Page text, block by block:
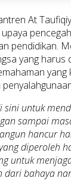
At
pendidikan.
yang harus
yang
sini untuk
sampai
hancur
diperoleh
untuk
dari bahaya